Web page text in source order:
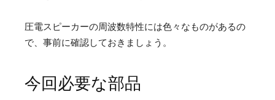
圧電スピーカーの周波数特性には色々なものがあるの
で、事前に確認しておきましょう。
今回必要な部品